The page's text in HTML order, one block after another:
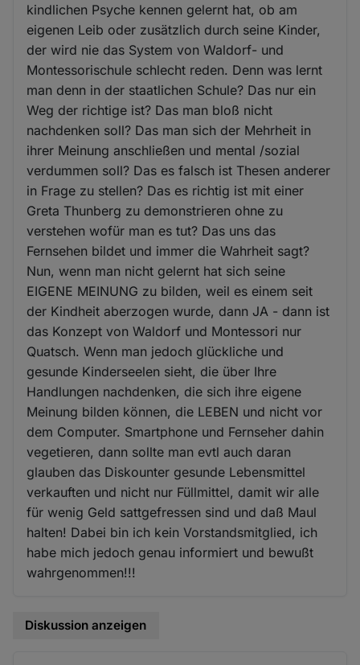
kindlichen Psyche kennen gelernt hat, ob am
eigenen Leib oder zusätzlich durch seine Kinder,
der wird nie das System von Waldorf- und
Montessorischule schlecht reden. Denn was lernt
man denn in der staatlichen Schule? Das nur ein
Weg der richtige ist? Das man bloß nicht
nachdenken soll? Das man sich der Mehrheit in
ihrer Meinung anschließen und mental /sozial
verdummen soll? Das es falsch ist Thesen anderer
in Frage zu stellen? Das es richtig ist mit einer
Greta Thunberg zu demonstrieren ohne zu
verstehen wofür man es tut? Das uns das
Fernsehen bildet und immer die Wahrheit sagt?
Nun, wenn man nicht gelernt hat sich seine
EIGENE MEINUNG zu bilden, weil es einem seit
der Kindheit aberzogen wurde, dann JA - dann ist
das Konzept von Waldorf und Montessori nur
Quatsch. Wenn man jedoch glückliche und
gesunde Kinderseelen sieht, die über Ihre
Handlungen nachdenken, die sich ihre eigene
Meinung bilden können, die LEBEN und nicht vor
dem Computer. Smartphone und Fernseher dahin
vegetieren, dann sollte man evtl auch daran
glauben das Diskounter gesunde Lebensmittel
verkauften und nicht nur Füllmittel, damit wir alle
für wenig Geld sattgefressen sind und daß Maul
halten! Dabei bin ich kein Vorstandsmitglied, ich
habe mich jedoch genau informiert und bewußt
wahrgenommen!!!
Diskussion anzeigen